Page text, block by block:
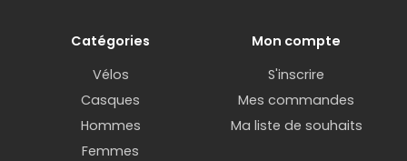
Catégories
Vélos
Casques
Hommes
Femmes
Mon compte
S'inscrire
Mes commandes
Ma liste de souhaits